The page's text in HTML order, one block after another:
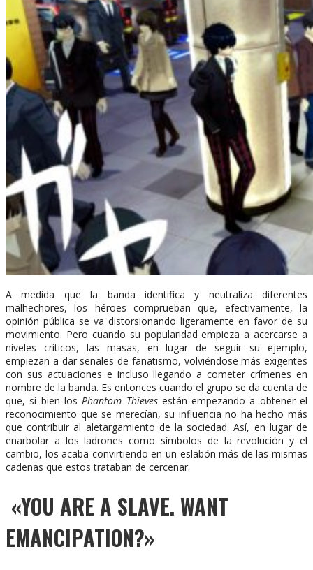
A medida que la banda identifica y neutraliza diferentes
malhechores, los héroes comprueban que, efectivamente, la
opinión pública se va distorsionando ligeramente en favor de su
movimiento. Pero cuando su popularidad empieza a acercarse a
niveles críticos, las masas, en lugar de seguir su ejemplo,
empiezan a dar señales de fanatismo, volviéndose más exigentes
con sus actuaciones e incluso llegando a cometer crímenes en
nombre de la banda. Es entonces cuando el grupo se da cuenta de
que, si bien los Phantom Thievesestán empezando a obtener el
reconocimiento que se merecían, su influencia no ha hecho más
que contribuir al aletargamiento de la sociedad. Así, en lugar de
enarbolar a los ladrones como símbolos de la revolución y el
cambio, los acaba convirtiendo en un eslabón más de las mismas
cadenas que estos trataban de cercenar.
«YOU ARE A SLAVE. WANT
EMANCIPATION?»